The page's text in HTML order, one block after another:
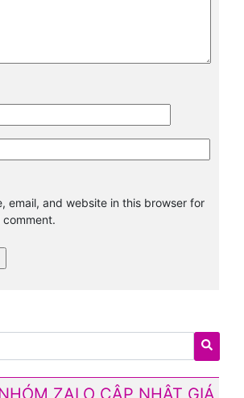
email, and website in this browser for